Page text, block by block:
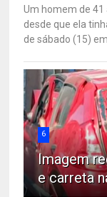
Um homem de 41
desde que ela
de sábado (15) em
6
Imagem
e carreta